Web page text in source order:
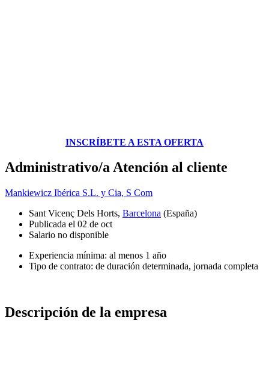
INSCRÍBETE A ESTA OFERTA
Administrativo/a Atención al cliente
Mankiewicz Ibérica S.L. y Cia, S Com
Sant Vicenç Dels Horts, Barcelona (España)
Publicada el 02 de oct
Salario no disponible
Experiencia mínima: al menos 1 año
Tipo de contrato: de duración determinada, jornada completa
Descripción de la empresa